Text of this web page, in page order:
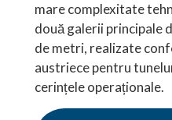
mare complexitate
două galerii principale
de metri, realizate
austriece pentru
cerințele operaționale.